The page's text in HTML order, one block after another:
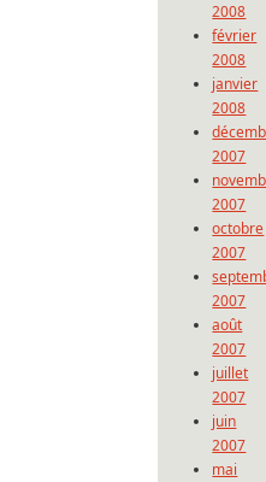
2008
février
2008
janvier
2008
2007
2007
octobre
2007
2007
août
2007
juillet
2007
juin
2007
mai